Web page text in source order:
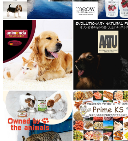
フィールドエイト
フォルツァ10 FORZA10
プライムケイズ さかい企画
ブリスミックス BLISMIX
プレスティージ PRESTIGE
プロデン ProDen
ベイリーコー Bailey+Co